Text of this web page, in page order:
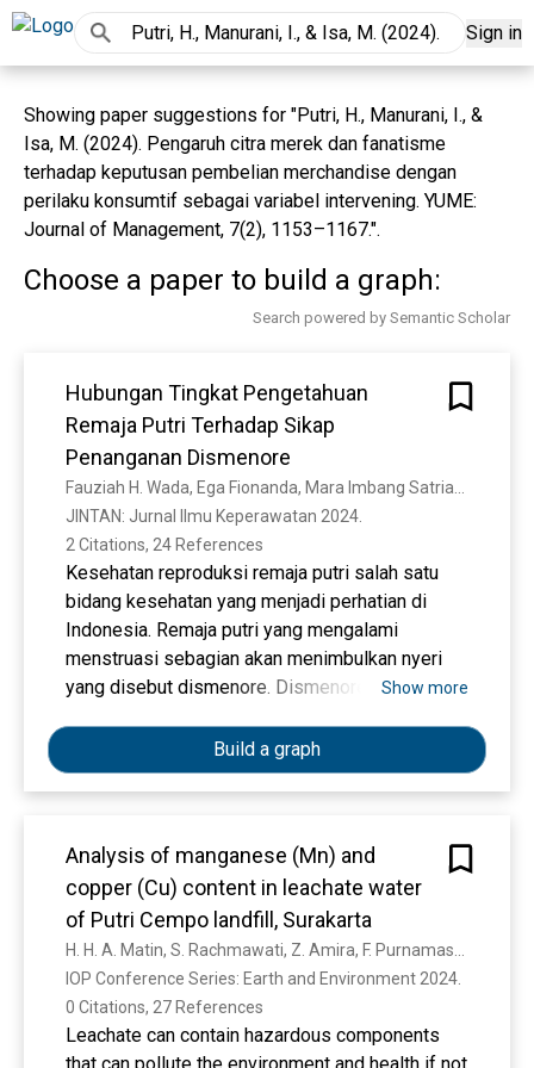
Sign in
Showing paper suggestions for "Putri, H., Manurani, I., &
Isa, M. (2024). Pengaruh citra merek dan fanatisme
terhadap keputusan pembelian merchandise dengan
perilaku konsumtif sebagai variabel intervening. YUME:
Journal of Management, 7(2), 1153–1167.".
Choose a paper to build a graph:
Search powered by Semantic Scholar
Hubungan Tingkat Pengetahuan
Remaja Putri Terhadap Sikap
Penanganan Dismenore
JINTAN: Jurnal Ilmu Keperawatan 2024.
2 Citations, 24 References
Kesehatan reproduksi remaja putri salah satu
bidang kesehatan yang menjadi perhatian di
Indonesia. Remaja putri yang mengalami
menstruasi sebagian akan menimbulkan nyeri
yang disebut dismenore. Dismenore merupakan
sebagian remaja putri merasakan nyeri yang
tidak tertahankan saat menstruasi berpengaruh
terhadap aktivitas harian. Angka kejadian
50% wanita di setiap dunia mengalaminya.
Dismenore dapat ditangani secara non
farmakologis seperti menggunakan kompres
hangat dan dingin. Tujuan penelitian ini untuk
mengetahui hubungan tingkat pengetahuan
remaja putri terhadap sikap dalam menangani
dismenore. Penelitian ini adalah penelitian
kuantitatif yang menjelaskan korelasi. Desain
Show more
Build a graph
Analysis of manganese (Mn) and
copper (Cu) content in leachate water
of Putri Cempo landfill, Surakarta
IOP Conference Series: Earth and Environment 2024.
0 Citations, 27 References
Leachate can contain hazardous components